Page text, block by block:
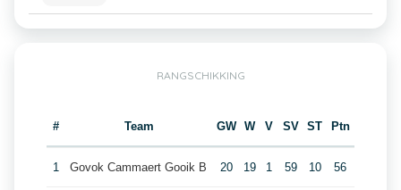
RANGSCHIKKING
# Team GW W V SV ST Ptn
1 Govok Cammaert Gooik B 20 19 1 59 10 56